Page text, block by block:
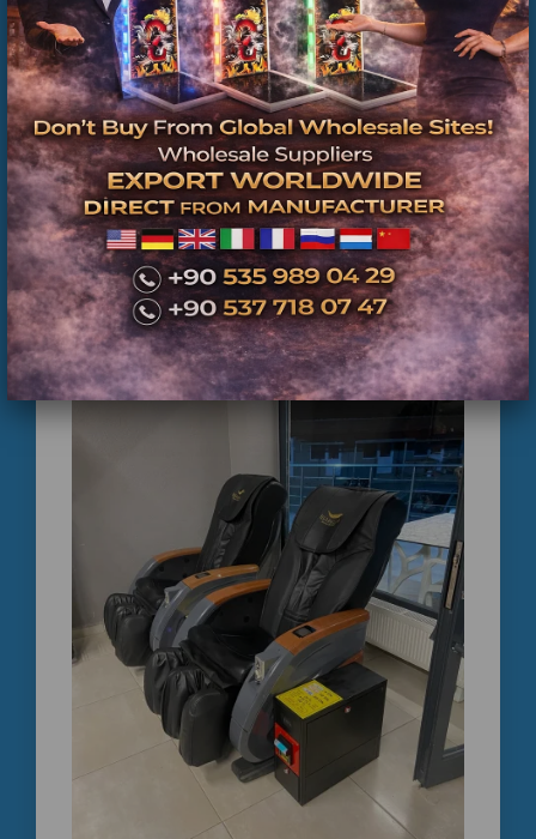
En Kaliteli Masaj Koltuğu Fiyatları 2. El Satış
Alım Tamir Servisi İstanbul